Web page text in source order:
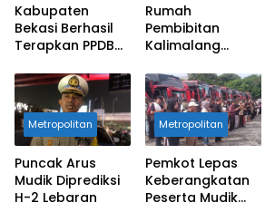
Kabupaten
Bekasi Berhasil
Terapkan PPDB
Aplikasi Layanan
Publik
Rumah
Pembibitan
Kalimalang
Kabupaten
Bekasi
Metropolitan
Puncak Arus
Mudik Diprediksi
H-2 Lebaran
Metropolitan
Pemkot Lepas
Keberangkatan
Peserta Mudik